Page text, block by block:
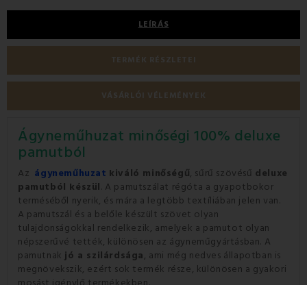
LEÍRÁS
TERMÉK RÉSZLETEI
VÁSÁRLÓI VÉLEMÉNYEK
Ágyneműhuzat minőségi 100% deluxe
pamutból
Az ágyneműhuzat kiváló minőségű, sűrű szövésű deluxe
pamutból készül. A pamutszálat régóta a gyapotbokor
terméséből nyerik, és mára a legtöbb textíliában jelen van.
A pamutszál és a belőle készült szövet olyan
tulajdonságokkal rendelkezik, amelyek a pamutot olyan
népszerűvé tették, különösen az ágyneműgyártásban. A
pamutnak jó a szilárdsága, ami még nedves állapotban is
megnövekszik, ezért sok termék része, különösen a gyakori